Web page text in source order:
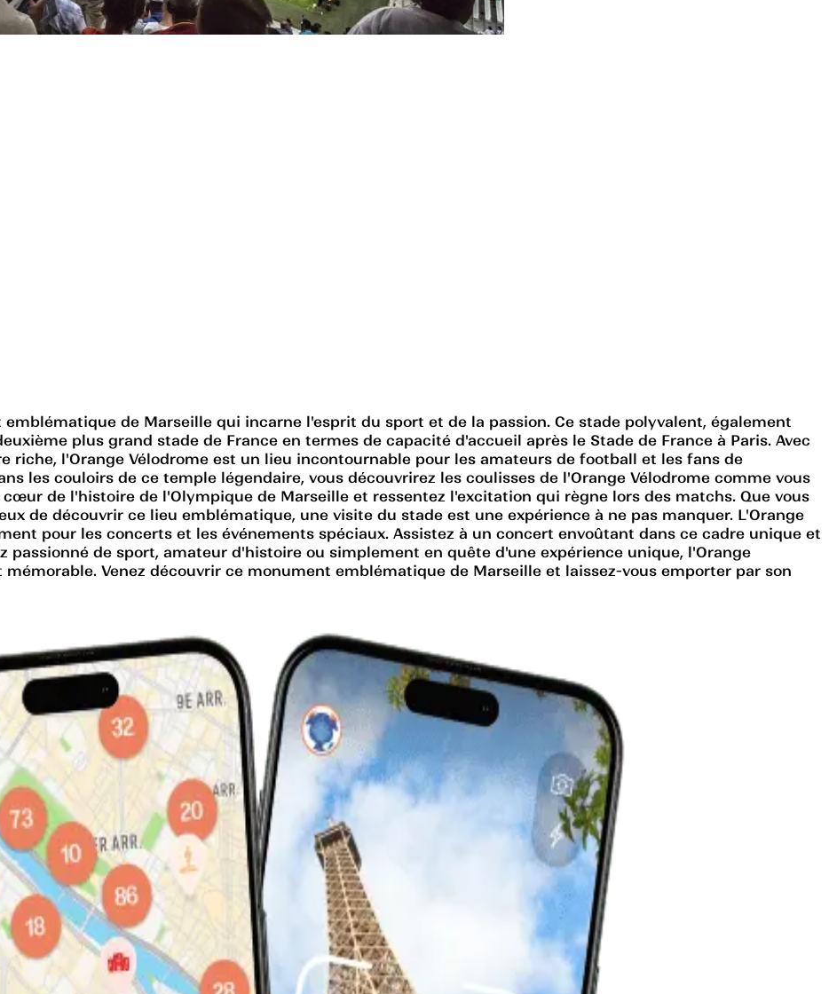
de Marseille qui incarne l'esprit du sport et de la passion. Ce stade polyvalent, également
plus grand stade de France en termes de capacité d'accueil après le Stade de France à Paris. Avec
l'Orange Vélodrome est un lieu incontournable pour les amateurs de football et les fans de
les couloirs de ce temple légendaire, vous découvrirez les coulisses de l'Orange Vélodrome comme vous
cœur de l'histoire de l'Olympique de Marseille et ressentez l'excitation qui règne lors des matchs. Que vous
de découvrir ce lieu emblématique, une visite du stade est une expérience à ne pas manquer. L'Orange
pour les concerts et les événements spéciaux. Assistez à un concert envoûtant dans ce cadre unique et
passionné de sport, amateur d'histoire ou simplement en quête d'une expérience unique, l'Orange
Venez découvrir ce monument emblématique de Marseille et laissez-vous emporter par son